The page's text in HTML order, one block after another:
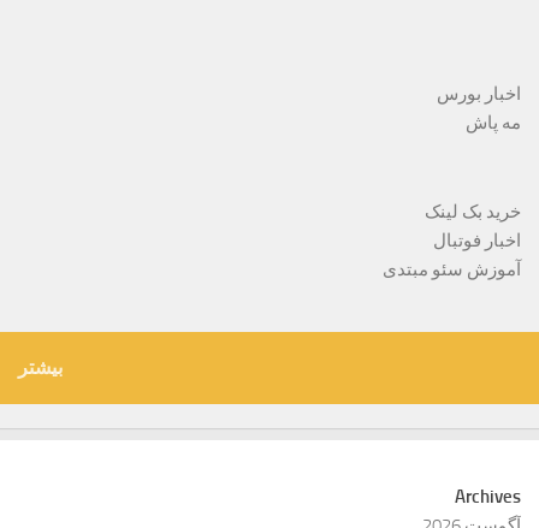
اخبار بورس
مه پاش
خرید بک لینک
اخبار فوتبال
آموزش سئو مبتدی
بیشتر
Archives